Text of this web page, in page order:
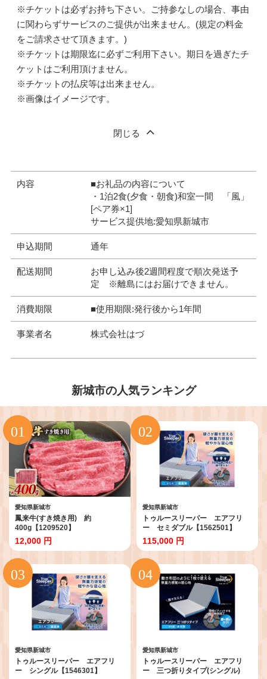
※チケットは必ずお持ち下さい。ご持参なしの場合、事由
に関わらずサービスのご提供が出来ません。(規定の料金
をご請求させて頂きます。)
※チケットは期限迄に必ずご利用下さい。期日を過ぎたチ
ケットはご利用頂けません。
※チケットの払戻等は出来ません。
※画像はイメージです。
閉じる
内容
■お礼品の内容について
・1泊2食(夕食・朝食)和室一間 「風」
[ペア券×1]
サービス提供地:愛知県新城市
申込期間 通年
配送期間
お申し込み後2週間程度で順次発送予
定 ※離島にはお届けできません。
消費期限 ■使用期限:発行後から1年間
事業者名 株式会社はづ
新城市の人気ランキング
愛知県新城市
鳳来牛(すき焼き用) 約
400g【1209520】
12,000 円
愛知県新城市
トゥルースリーパー エアフリ
ー セミダブル【1562501】
115,000 円
愛知県新城市
トゥルースリーパー エアフリ
ー シングル【1546301】
愛知県新城市
トゥルースリーパー エアフリ
ー 三つ折りタイプ(シングル)